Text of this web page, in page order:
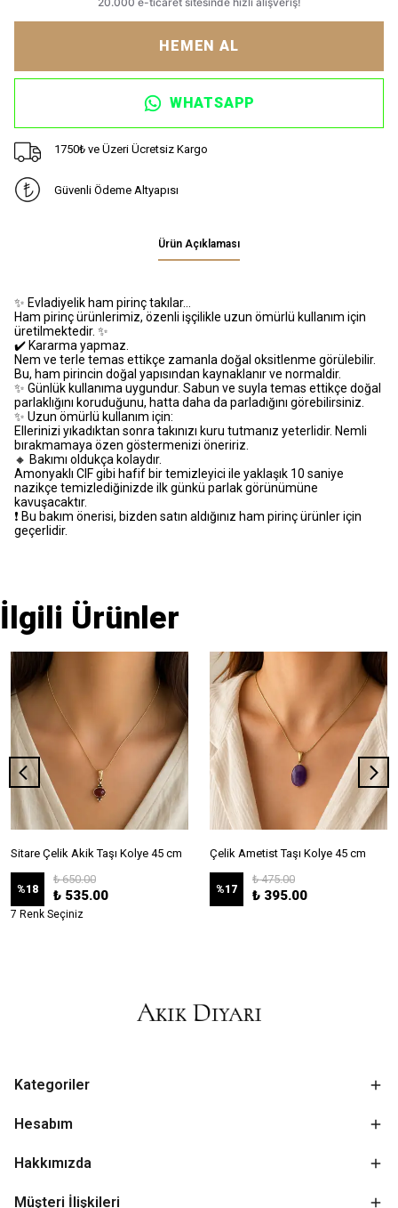
HEMEN AL
WHATSAPP
1750₺ ve Üzeri Ücretsiz Kargo
Güvenli Ödeme Altyapısı
Ürün Açıklaması
✨ Evladiyelik ham pirinç takılar…
Ham pirinç ürünlerimiz, özenli işçilikle uzun ömürlü kullanım için
üretilmektedir. ✨
✔️ Kararma yapmaz.
Nem ve terle temas ettikçe zamanla doğal oksitlenme görülebilir.
Bu, ham pirincin doğal yapısından kaynaklanır ve normaldir.
✨ Günlük kullanıma uygundur. Sabun ve suyla temas ettikçe doğal
parlaklığını koruduğunu, hatta daha da parladığını görebilirsiniz.
✨ Uzun ömürlü kullanım için:
Ellerinizi yıkadıktan sonra takınızı kuru tutmanız yeterlidir. Nemli
bırakmamaya özen göstermenizi öneririz.
🔸 Bakımı oldukça kolaydır.
Amonyaklı CIF gibi hafif bir temizleyici ile yaklaşık 10 saniye
nazikçe temizlediğinizde ilk günkü parlak görünümüne
kavuşacaktır.
❗️ Bu bakım önerisi, bizden satın aldığınız ham pirinç ürünler için
geçerlidir.
İlgili Ürünler
Sitare Çelik Akik Taşı Kolye 45 cm
%18
₺ 650.00
₺ 535.00
7 Renk Seçiniz
Çelik Ametist Taşı Kolye 45 cm
%17
₺ 475.00
₺ 395.00
Kategoriler
Hesabım
Hakkımızda
Müşteri İlişkileri